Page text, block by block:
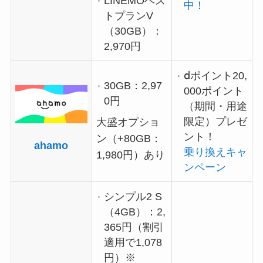
トプランV
（30GB）：
2,970円
中！
ahamo
30GB：2,97
0円
大盛オプショ
ン（+80GB：
1,980円）あり
ⅾポイント20,
000ポイント
（期間・用途
限定）プレゼ
ント！
乗り換えキャ
ンペーン
シンプル2 S
（4GB）：2,
365円（割引
適用で1,078
円）※